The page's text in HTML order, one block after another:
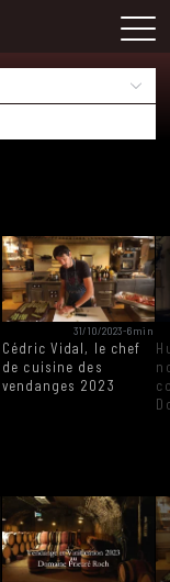
31/10/2023-6min
Cédric Vidal, le chef
de cuisine des
vendanges 2023